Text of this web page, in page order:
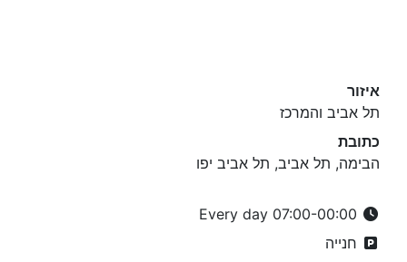
איזור
תל אביב והמרכז
כתובת
הבימה, תל אביב, תל אביב יפו
חנייה